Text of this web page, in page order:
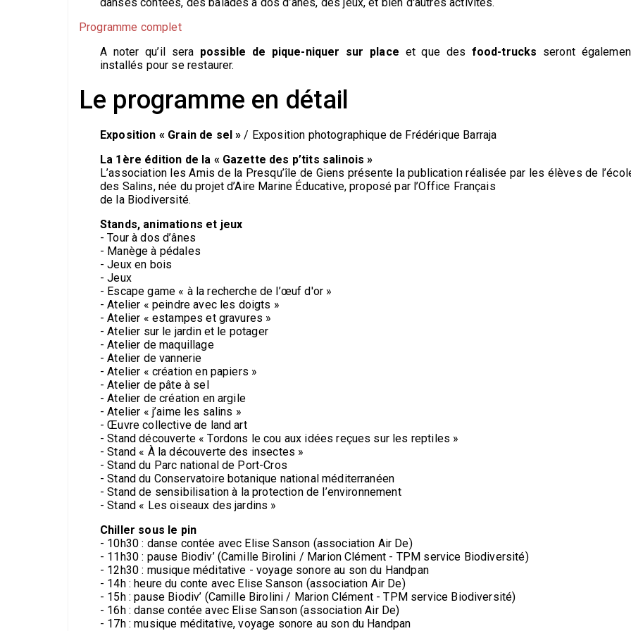
Programme complet
A noter qu’il sera possible de pique-niquer sur place et que des food-trucks seront
installés pour se restaurer.
Le programme en détail
Exposition « Grain de sel » / Exposition photographique de Frédérique Barraja
La 1ère édition de la « Gazette des p’tits salinois »
L’association les Amis de la Presqu’île de Giens présente la publication réalisée par les élèves de
des Salins, née du projet d’Aire Marine Éducative, proposé par l’Office Français
de la Biodiversité.
Stands, animations et jeux
- Tour à dos d’ânes
- Manège à pédales
- Jeux en bois
- Jeux
- Escape game « à la recherche de l’œuf d'or »
- Atelier « peindre avec les doigts »
- Atelier « estampes et gravures »
- Atelier sur le jardin et le potager
- Atelier de maquillage
- Atelier de vannerie
- Atelier « création en papiers »
- Atelier de pâte à sel
- Atelier de création en argile
- Atelier « j’aime les salins »
- Œuvre collective de land art
- Stand découverte « Tordons le cou aux idées reçues sur les reptiles »
- Stand « À la découverte des insectes »
- Stand du Parc national de Port-Cros
- Stand du Conservatoire botanique national méditerranéen
- Stand de sensibilisation à la protection de l’environnement
- Stand « Les oiseaux des jardins »
Chiller sous le pin
- 10h30 : danse contée avec Elise Sanson (association Air De)
- 11h30 : pause Biodiv’ (Camille Birolini / Marion Clément - TPM service Biodiversité)
- 12h30 : musique méditative - voyage sonore au son du Handpan
- 14h : heure du conte avec Elise Sanson (association Air De)
- 15h : pause Biodiv’ (Camille Birolini / Marion Clément - TPM service Biodiversité)
- 16h : danse contée avec Elise Sanson (association Air De)
- 17h : musique méditative, voyage sonore au son du Handpan